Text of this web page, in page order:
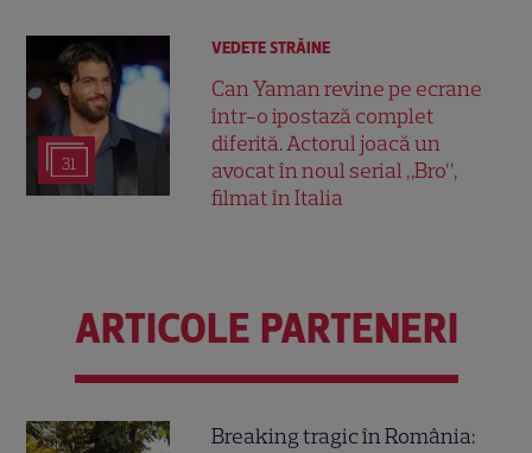
31
VEDETE STRĂINE
Can Yaman revine pe ecrane
într-o ipostază complet
diferită. Actorul joacă un
avocat în noul serial „Bro”,
filmat în Italia
ARTICOLE PARTENERI
Breaking tragic în România: